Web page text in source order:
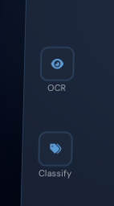
OCR
Classify